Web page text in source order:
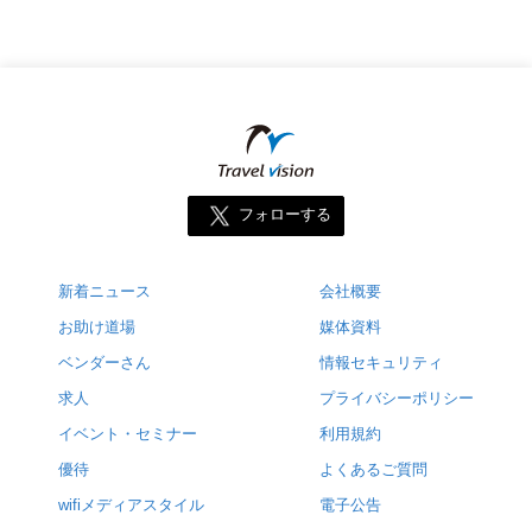
フォローする
新着ニュース
お助け道場
ベンダーさん
求人
イベント・セミナー
優待
wifiメディアスタイル
会社概要
媒体資料
情報セキュリティ
プライバシーポリシー
利用規約
よくあるご質問
電子公告